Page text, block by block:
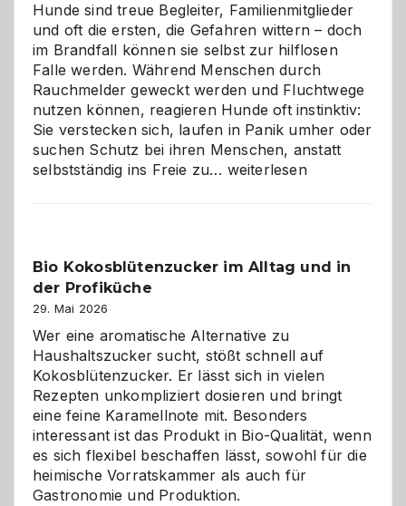
Hunde sind treue Begleiter, Familienmitglieder
und oft die ersten, die Gefahren wittern – doch
im Brandfall können sie selbst zur hilflosen
Falle werden. Während Menschen durch
Rauchmelder geweckt werden und Fluchtwege
nutzen können, reagieren Hunde oft instinktiv:
Sie verstecken sich, laufen in Panik umher oder
suchen Schutz bei ihren Menschen, anstatt
selbstständig ins Freie zu… Wenn
Gefahr
für
Hunde
im
eigenen
Zuhause
weiterlesen
Bio Kokosblütenzucker im Alltag und in
der Profiküche
29. Mai 2026
Wer eine aromatische Alternative zu
Haushaltszucker sucht, stößt schnell auf
Kokosblütenzucker. Er lässt sich in vielen
Rezepten unkompliziert dosieren und bringt
eine feine Karamellnote mit. Besonders
interessant ist das Produkt in Bio-Qualität, wenn
es sich flexibel beschaffen lässt, sowohl für die
heimische Vorratskammer als auch für
Gastronomie und Produktion.